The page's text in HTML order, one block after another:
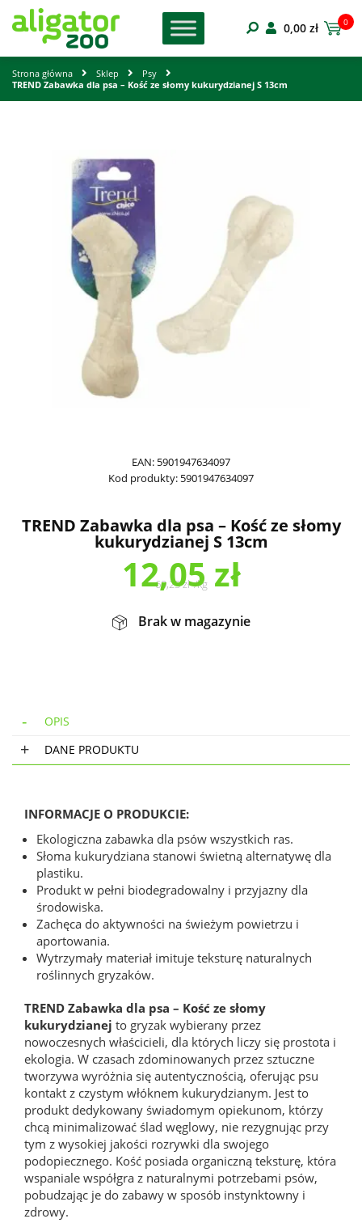
0,00 zł 0
Strona główna Sklep
Psy
TREND Zabawka dla psa – Kość ze słomy kukurydzianej S 13cm
EAN: 5901947634097
Kod produkty: 5901947634097
TREND Zabawka dla psa – Kość ze słomy
kukurydzianej S 13cm
12,05zł
60,25zł /kg
Brak w magazynie
OPIS
DANE PRODUKTU
INFORMACJE O PRODUKCIE:
Ekologiczna zabawka dla psów wszystkich ras.
Słoma kukurydziana stanowi świetną alternatywę dla
plastiku.
Produkt w pełni biodegradowalny i przyjazny dla
środowiska.
Zachęca do aktywności na świeżym powietrzu i
aportowania.
Wytrzymały materiał imituje teksturę naturalnych
roślinnych gryzaków.
TREND Zabawka dla psa – Kość ze słomy
kukurydzianej to gryzak wybierany przez
nowoczesnych właścicieli, dla których liczy się prostota i
ekologia. W czasach zdominowanych przez sztuczne
tworzywa wyróżnia się autentycznością, oferując psu
kontakt z czystym włóknem kukurydzianym. Jest to
produkt dedykowany świadomym opiekunom, którzy
chcą minimalizować ślad węglowy, nie rezygnując przy
tym z wysokiej jakości rozrywki dla swojego
podopiecznego. Kość posiada organiczną teksturę, która
wspaniale współgra z naturalnymi potrzebami psów,
pobudzając je do zabawy w sposób instynktowny i
zdrowy.